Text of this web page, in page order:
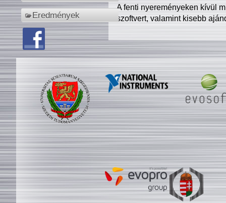
Eredmények
A fenti nyereményeken kívül
szoftvert, valamint kisebb